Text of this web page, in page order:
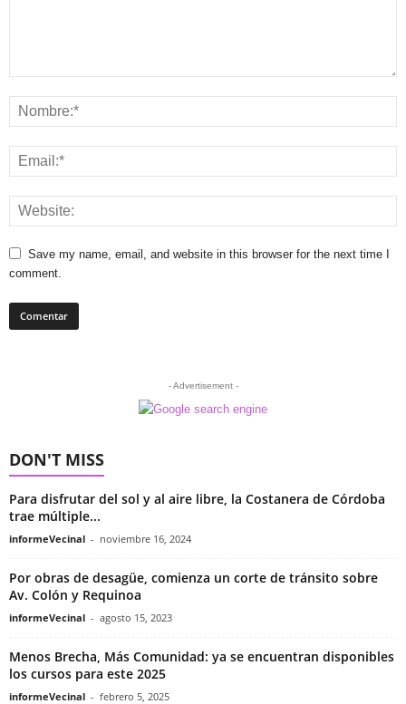
Save my name, email, and website in this browser for the next time I
comment.
- Advertisement -
DON'T MISS
Para disfrutar del sol y al aire libre, la Costanera de Córdoba
trae múltiple...
informeVecinal - noviembre 16, 2024
Por obras de desagüe, comienza un corte de tránsito sobre
Av. Colón y Requinoa
informeVecinal - agosto 15, 2023
Menos Brecha, Más Comunidad: ya se encuentran disponibles
los cursos para este 2025
informeVecinal - febrero 5, 2025